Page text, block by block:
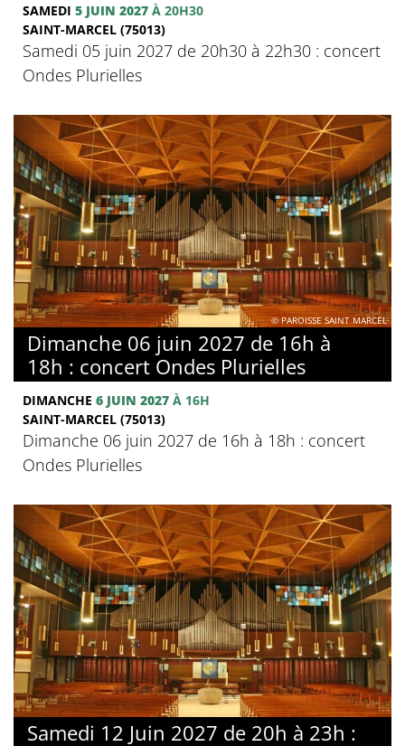
SAMEDI 5 JUIN 2027 À 20H30
SAINT-MARCEL (75013)
Samedi 05 juin 2027 de 20h30 à 22h30 : concert
Ondes Plurielles
© PAROISSE SAINT MARCEL
Dimanche 06 juin 2027 de 16h à
18h : concert Ondes Plurielles
DIMANCHE 6 JUIN 2027 À 16H
SAINT-MARCEL (75013)
Dimanche 06 juin 2027 de 16h à 18h : concert
Ondes Plurielles
Samedi 12 Juin 2027 de 20h à 23h :